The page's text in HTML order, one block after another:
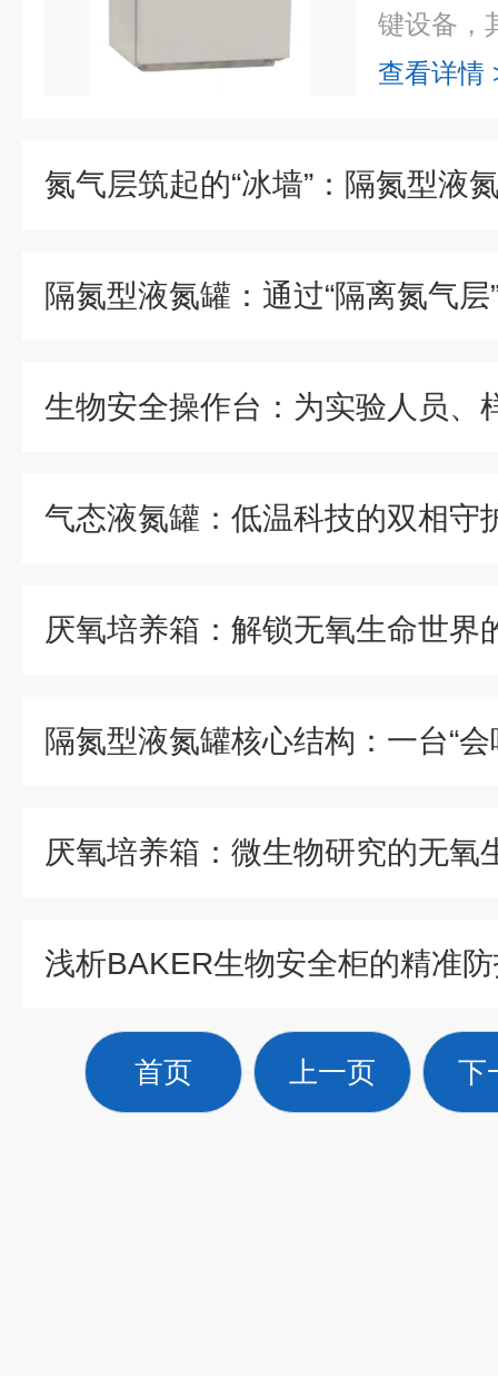
键设备，
查看详情
厌氧培养箱：微生物研究的无氧
首页 上一页 下